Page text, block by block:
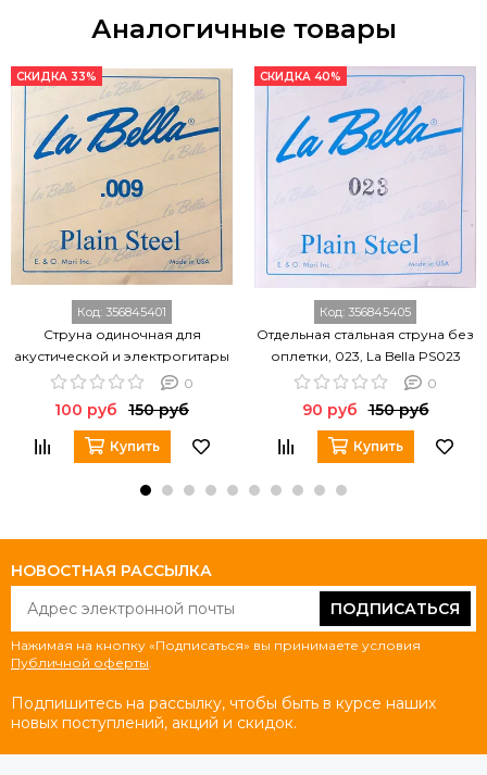
Аналогичные товары
СКИДКА 33%
Код: 356845401
Струна одиночная для
акустической и электрогитары
LA BELLA PS009 0
100 руб 150 руб
Купить
СКИДКА 40%
Код: 356845405
Отдельная стальная струна без
оплетки, 023, La Bella PS023
0
90 руб 150 руб
Купить
НОВОСТНАЯ РАССЫЛКА
ПОДПИСАТЬСЯ
Нажимая на кнопку «Подписаться» вы принимаете условия
Публичной оферты
Подпишитесь на рассылку, чтобы быть в курсе наших
новых поступлений, акций и скидок.